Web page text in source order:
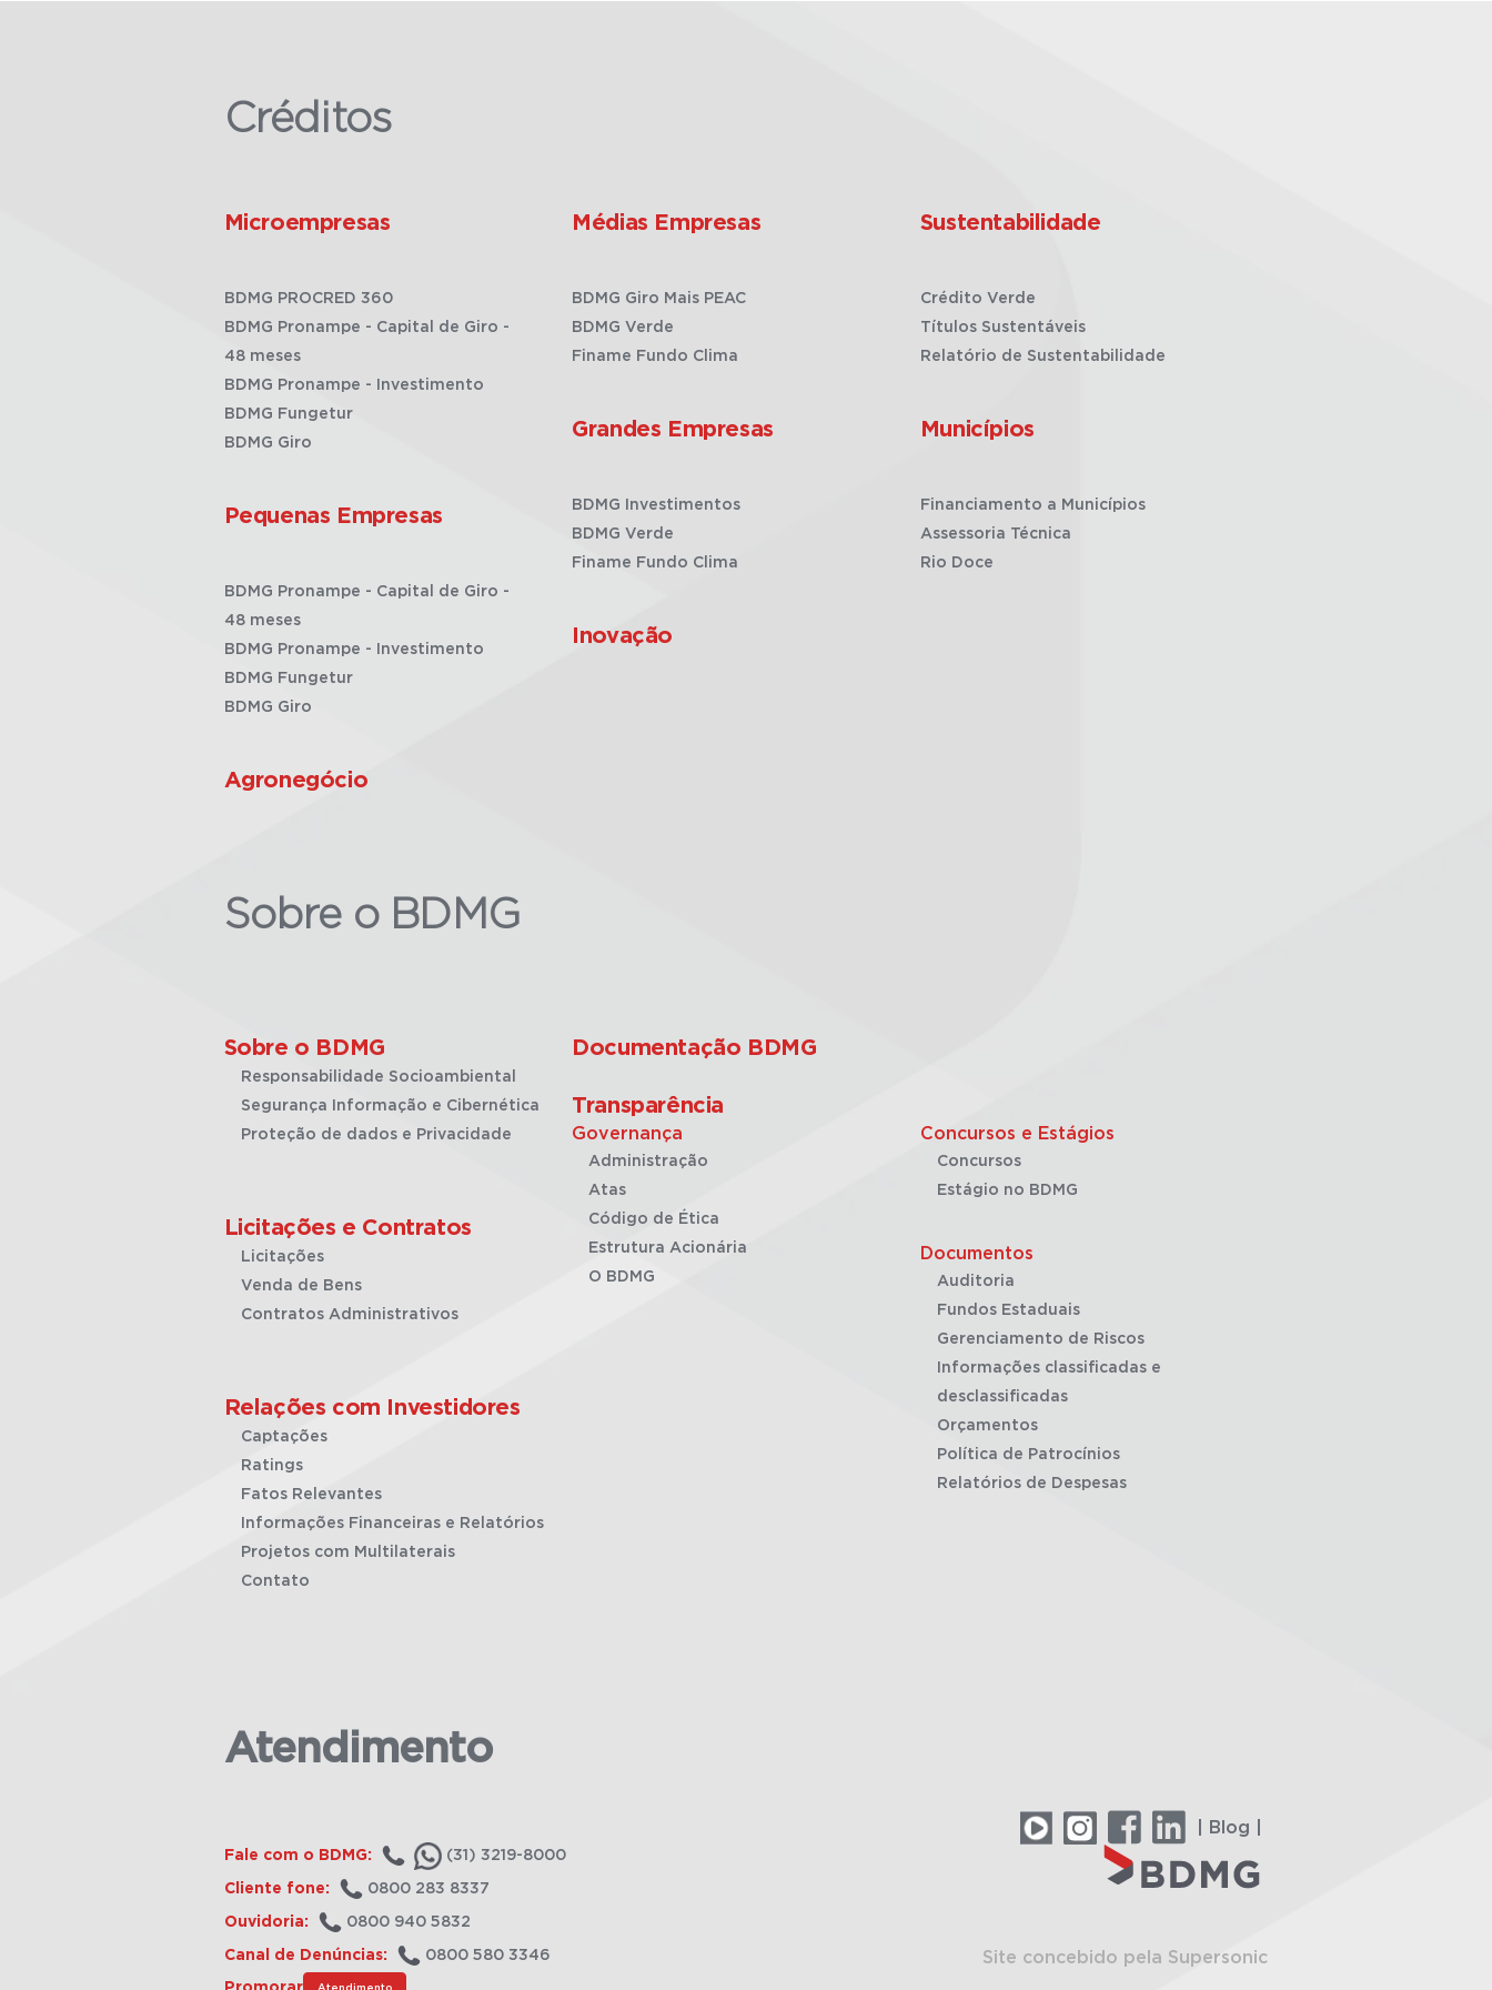
Créditos
Microempresas
BDMG PROCRED 360
BDMG Pronampe - Capital de Giro -
48 meses
BDMG Pronampe - Investimento
BDMG Fungetur
BDMG Giro
Pequenas Empresas
BDMG Pronampe - Capital de Giro -
48 meses
BDMG Pronampe - Investimento
BDMG Fungetur
BDMG Giro
Agronegócio
Médias Empresas
BDMG Giro Mais PEAC
BDMG Verde
Finame Fundo Clima
Grandes Empresas
BDMG Investimentos
BDMG Verde
Finame Fundo Clima
Inovação
Sustentabilidade
Crédito Verde
Títulos Sustentáveis
Relatório de Sustentabilidade
Municípios
Financiamento a Municípios
Assessoria Técnica
Rio Doce
Sobre o BDMG
Sobre o BDMG
Responsabilidade Socioambiental
Segurança Informação e Cibernética
Proteção de dados e Privacidade
Licitações e Contratos
Licitações
Venda de Bens
Contratos Administrativos
Relações com Investidores
Captações
Ratings
Fatos Relevantes
Informações Financeiras e Relatórios
Projetos com Multilaterais
Contato
Documentação BDMG
Transparência
Governança
Administração
Atas
Código de Ética
Estrutura Acionária
O BDMG
Concursos e Estágios
Concursos
Estágio no BDMG
Documentos
Auditoria
Fundos Estaduais
Gerenciamento de Riscos
Informações classificadas e
desclassificadas
Orçamentos
Política de Patrocínios
Relatórios de Despesas
Atendimento
Fale com o BDMG: (31) 3219-8000
Cliente fone: 0800 283 8337
Ouvidoria: 0800 940 5832
Canal de Denúncias: 0800 580 3346
Atendimento
| Blog |
Site concebido pela Supersonic